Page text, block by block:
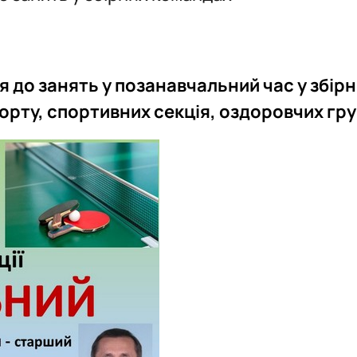
Події
Події
занять у позанавчальний час у
спортивних секція, оздоровчих